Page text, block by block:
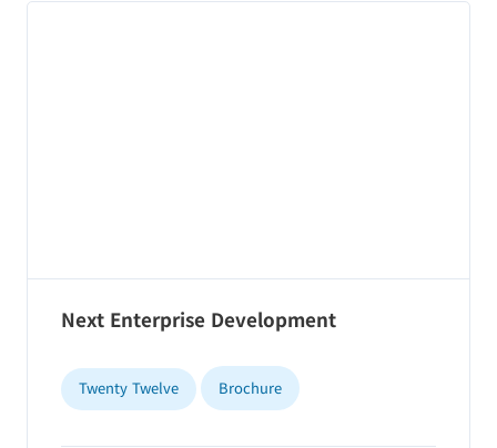
Next Enterprise Development
Twenty Twelve Brochure